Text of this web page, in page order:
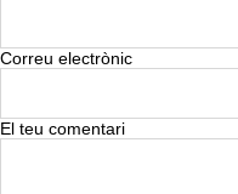
Correu electrònic
El teu comentari